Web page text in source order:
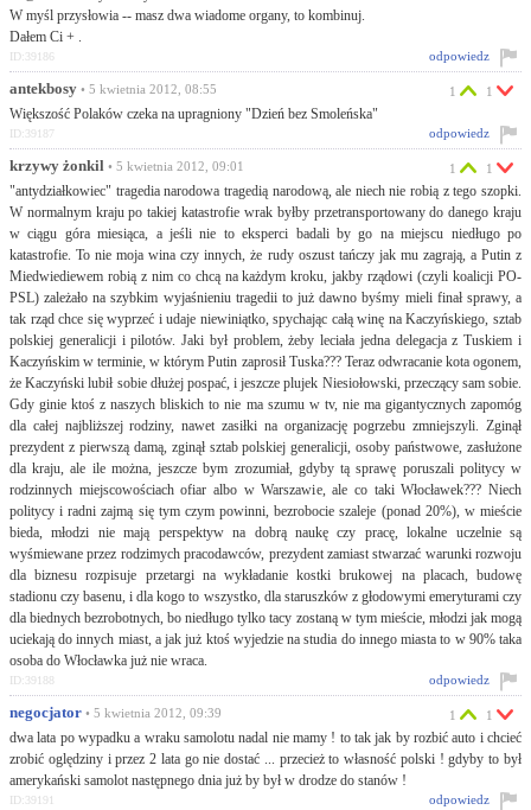
W myśl przysłowia -- masz dwa wiadome organy, to kombinuj.
Dałem Ci + .
odpowiedz
ID:39186
antekbosy • 5 kwietnia 2012, 08:55
Większość Polaków czeka na upragniony "Dzień bez Smoleńska"
1 1
odpowiedz
ID:39187
krzywy żonkil • 5 kwietnia 2012, 09:01
"antydziałkowiec" tragedia narodowa tragedią narodową, ale niech nie robią z tego szopki.
W normalnym kraju po takiej katastrofie wrak byłby przetransportowany do danego kraju
w ciągu góra miesiąca, a jeśli nie to eksperci badali by go na miejscu niedługo po
katastrofie. To nie moja wina czy innych, że rudy oszust tańczy jak mu zagrają, a Putin z
Miedwiediewem robią z nim co chcą na każdym kroku, jakby rządowi (czyli koalicji PO-
PSL) zależało na szybkim wyjaśnieniu tragedii to już dawno byśmy mieli finał sprawy, a
tak rząd chce się wyprzeć i udaje niewiniątko, spychając całą winę na Kaczyńskiego, sztab
polskiej generalicji i pilotów. Jaki był problem, żeby leciała jedna delegacja z Tuskiem i
Kaczyńskim w terminie, w którym Putin zaprosił Tuska??? Teraz odwracanie kota ogonem,
że Kaczyński lubił sobie dłużej pospać, i jeszcze plujek Niesiołowski, przeczący sam sobie.
Gdy ginie ktoś z naszych bliskich to nie ma szumu w tv, nie ma gigantycznych zapomóg
dla całej najbliższej rodziny, nawet zasiłki na organizację pogrzebu zmniejszyli. Zginął
prezydent z pierwszą damą, zginął sztab polskiej generalicji, osoby państwowe, zasłużone
dla kraju, ale ile można, jeszcze bym zrozumiał, gdyby tą sprawę poruszali politycy w
rodzinnych miejscowościach ofiar albo w Warszawie, ale co taki Włocławek??? Niech
politycy i radni zajmą się tym czym powinni, bezrobocie szaleje (ponad 20%), w mieście
bieda, młodzi nie mają perspektyw na dobrą naukę czy pracę, lokalne uczelnie są
wyśmiewane przez rodzimych pracodawców, prezydent zamiast stwarzać warunki rozwoju
dla biznesu rozpisuje przetargi na wykładanie kostki brukowej na placach, budowę
stadionu czy basenu, i dla kogo to wszystko, dla staruszków z głodowymi emeryturami czy
dla biednych bezrobotnych, bo niedługo tylko tacy zostaną w tym mieście, młodzi jak mogą
uciekają do innych miast, a jak już ktoś wyjedzie na studia do innego miasta to w 90% taka
osoba do Włocławka już nie wraca.
1 1
odpowiedz
ID:39188
negocjator • 5 kwietnia 2012, 09:39
dwa lata po wypadku a wraku samolotu nadal nie mamy ! to tak jak by rozbić auto i chcieć
zrobić oględziny i przez 2 lata go nie dostać ... przecież to własność polski ! gdyby to był
amerykański samolot następnego dnia już by był w drodze do stanów !
1 1
odpowiedz
ID:39191